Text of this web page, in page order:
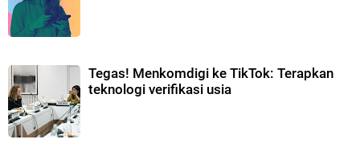
Tegas! Menkomdigi ke TikTok: Terapkan
teknologi verifikasi usia